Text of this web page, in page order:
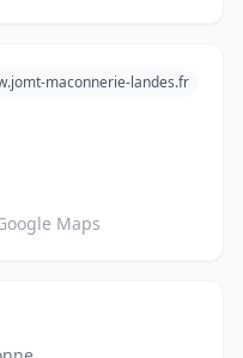
maconnerie-landes.fr
Maps